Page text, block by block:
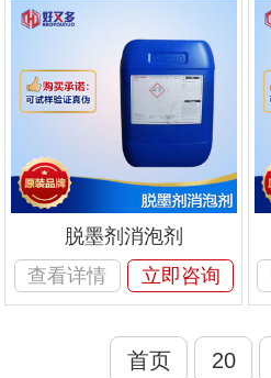
脱墨剂消泡剂
查看详情
立即咨询
首页 20